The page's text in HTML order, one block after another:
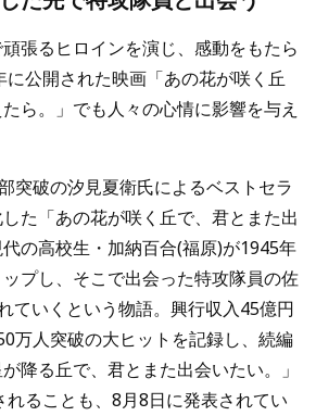
頑張るヒロインを演じ、感動をもたら
に公開された映画「あの花が咲く丘
ら。」でも人々の心情に影響を与え
突破の汐見夏衛氏によるベストセラ
た「あの花が咲く丘で、君とまた出
の高校生・加納百合(福原)が1945年
プし、そこで出会った特攻隊員の佐
ていくという物語。興行収入45億円
万人突破の大ヒットを記録し、続編
降る丘で、君とまた出会いたい。」
れることも、8月8日に発表されてい